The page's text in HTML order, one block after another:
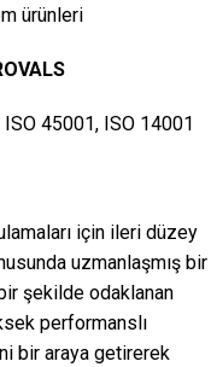
ürünleri
ISO 45001, ISO 14001
için ileri düzey
uzmanlaşmış bir
şekilde odaklanan
performanslı
bir araya getirerek